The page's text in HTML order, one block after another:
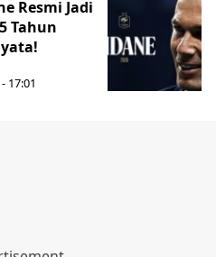
Resmi Jadi
Tahun
17:01